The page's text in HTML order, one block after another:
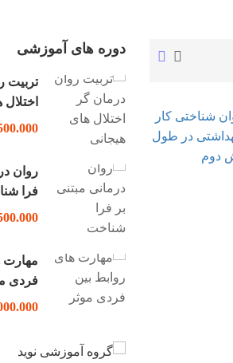
دوره های آموزشی
تربیت
روان
فرا
مهارت
فردی